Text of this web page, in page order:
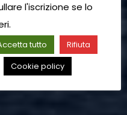
l'iscrizione se lo
tutto
Rifiuta
Cookie policy